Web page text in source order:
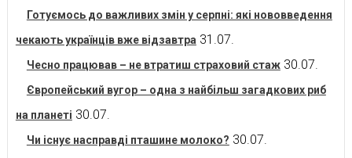
Готуємось до важливих змін у серпні: які нововведення
чекають українців вже відзавтра 31.07.
Чесно працював – не втратиш страховий стаж 30.07.
Європейський вугор – одна з найбільш загадкових риб
на планеті 30.07.
Чи існує насправді пташине молоко? 30.07.